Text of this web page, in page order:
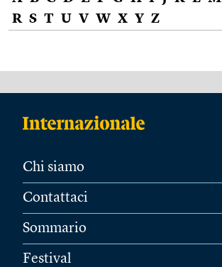
R S T U V W X Y Z
Chi siamo
Contattaci
Sommario
Festival